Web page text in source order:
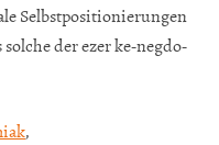
Selbstpositionierungen
der ezer ke-negdo-
,